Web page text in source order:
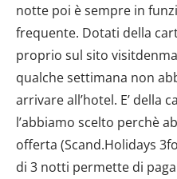
notte poi è sempre in
frequente. Dotati della
proprio sul sito
qualche settimana non
arrivare all’hotel. E’ della
l’abbiamo scelto perchè
offerta (Scand.Holidays
di 3 notti permette di